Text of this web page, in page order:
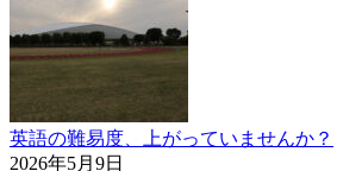
英語の難易度、上がっていませんか？
2026年5月9日